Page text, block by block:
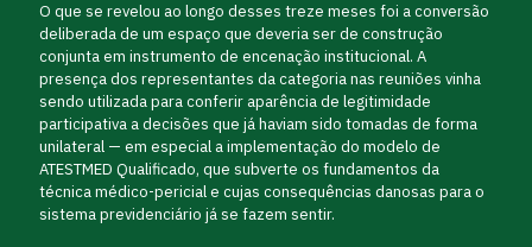
O que se revelou ao longo desses treze meses foi a conversão
deliberada de um espaço que deveria ser de construção
conjunta em instrumento de encenação institucional. A
presença dos representantes da categoria nas reuniões vinha
sendo utilizada para conferir aparência de legitimidade
participativa a decisões que já haviam sido tomadas de forma
unilateral — em especial a implementação do modelo de
ATESTMED Qualificado, que subverte os fundamentos da
técnica médico-pericial e cujas consequências danosas para o
sistema previdenciário já se fazem sentir.